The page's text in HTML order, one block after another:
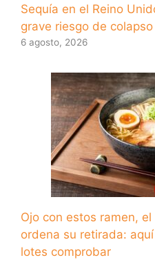
Sequía en el Reino
grave riesgo de colapso
6 agosto, 2026
Ojo con estos ramen,
ordena su retirada:
lotes comprobar